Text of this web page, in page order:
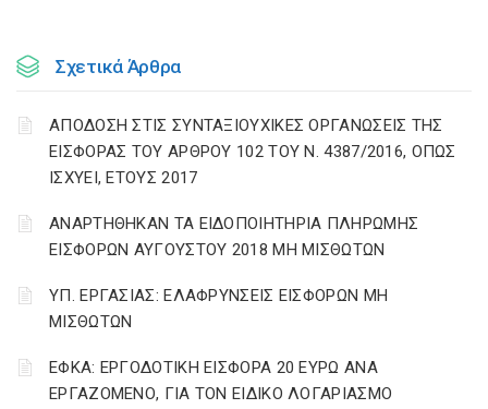
Σχετικά Άρθρα
ΑΠΟΔΟΣΗ ΣΤΙΣ ΣΥΝΤΑΞΙΟΥΧΙΚΕΣ ΟΡΓΑΝΩΣΕΙΣ ΤΗΣ
ΕΙΣΦΟΡΑΣ ΤΟΥ ΑΡΘΡΟΥ 102 ΤΟΥ Ν. 4387/2016, ΟΠΩΣ
ΙΣΧΥΕΙ, ΕΤΟΥΣ 2017
ΑΝΑΡΤΗΘΗΚΑΝ ΤΑ ΕΙΔΟΠΟΙΗΤΗΡΙΑ ΠΛΗΡΩΜΗΣ
ΕΙΣΦΟΡΩΝ ΑΥΓΟΥΣΤΟΥ 2018 ΜΗ ΜΙΣΘΩΤΩΝ
ΥΠ. ΕΡΓΑΣΙΑΣ: ΕΛΑΦΡΥΝΣΕΙΣ ΕΙΣΦΟΡΩΝ ΜΗ
ΜΙΣΘΩΤΩΝ
ΕΦΚΑ: ΕΡΓΟΔΟΤΙΚΗ ΕΙΣΦΟΡΑ 20 ΕΥΡΩ ΑΝΑ
ΕΡΓΑΖΟΜΕΝΟ, ΓΙΑ ΤΟΝ ΕΙΔΙΚΟ ΛΟΓΑΡΙΑΣΜΟ